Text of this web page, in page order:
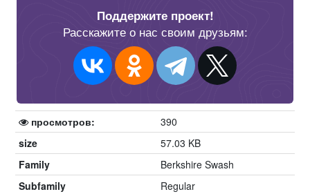
Поддержите проект!
Расскажите о нас своим друзьям:
просмотров:
390
size
57.03 KB
Family
Berkshire Swash
Subfamily
Regular